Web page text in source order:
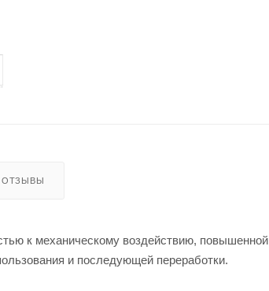
ОТЗЫВЫ
к механическому воздействию, повышенной
и последующей переработки.